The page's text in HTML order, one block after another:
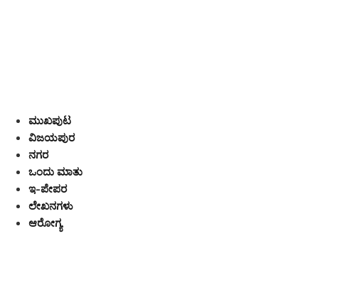
ಮುಖಪುಟ
ವಿಜಯಪುರ
ನಗರ
ಒಂದು ಮಾತು
ಇ-ಪೇಪರ
ಲೇಖನಗಳು
ಆರೋಗ್ಯ